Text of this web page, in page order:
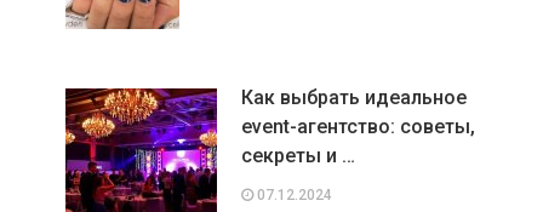
Как выбрать идеальное
event-агентство: советы,
секреты и …
07.12.2024